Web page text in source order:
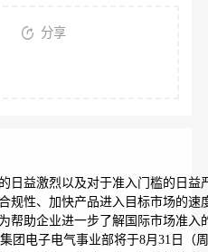
分享
日益激烈以及对于准入门槛的日益
规性、加快产品进入目标市场的速
帮助企业进一步了解国际市场准入
团电子电气事业部将于8月31日（